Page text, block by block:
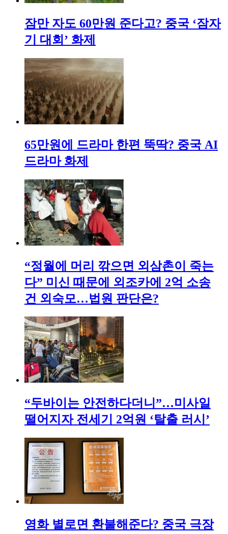
잠만 자도 60만원 준다고? 중국 ‘잠자
기 대회’ 화제
65만원에 드라마 한편 뚝딱? 중국 AI
드라마 화제
“정월에 머리 깎으면 외삼촌이 죽는
다” 미신 때문에 외조카에 2억 소송
건 외숙모…법원 판단은?
“두바이는 안전하다더니”…미사일
떨어지자 전세기 2억원 ‘탈출 러시’
영화 별로면 환불해준다? 중국 극장